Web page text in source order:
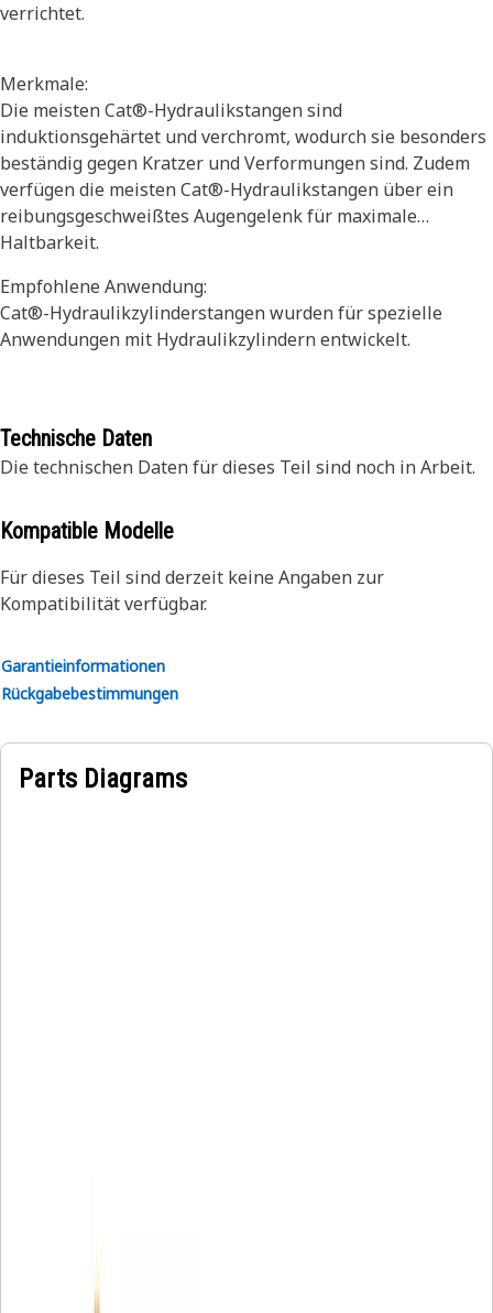
verrichtet.
Merkmale:
Die meisten Cat®-Hydraulikstangen sind
induktionsgehärtet und verchromt, wodurch sie besonders
beständig gegen Kratzer und Verformungen sind. Zudem
verfügen die meisten Cat®-Hydraulikstangen über ein
reibungsgeschweißtes Augengelenk für maximale
Haltbarkeit.
Empfohlene Anwendung:
Cat®-Hydraulikzylinderstangen wurden für spezielle
Anwendungen mit Hydraulikzylindern entwickelt.
Technische Daten
Die technischen Daten für dieses Teil sind noch in Arbeit.
Kompatible Modelle
Für dieses Teil sind derzeit keine Angaben zur
Kompatibilität verfügbar.
Garantieinformationen
Rückgabebestimmungen
Parts Diagrams